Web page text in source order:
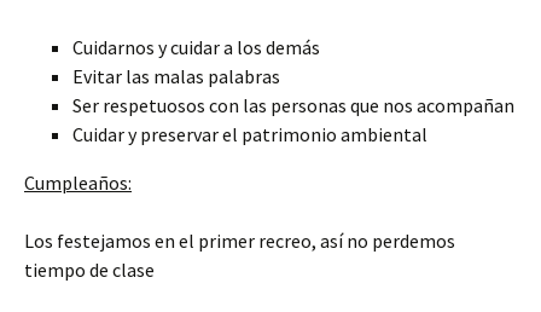
Cuidarnos y cuidar a los demás
Evitar las malas palabras
Ser respetuosos con las personas que nos acompañan
Cuidar y preservar el patrimonio ambiental
Cumpleaños:
Los festejamos en el primer recreo, así no perdemos
tiempo de clase